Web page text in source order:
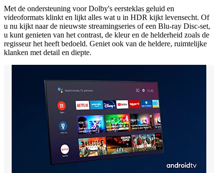
Met de ondersteuning voor Dolby's eersteklas geluid en
videoformats klinkt en lijkt alles wat u in HDR kijkt levensecht. Of
u nu kijkt naar de nieuwste streamingseries of een Blu-ray Disc-set,
u kunt genieten van het contrast, de kleur en de helderheid zoals de
regisseur het heeft bedoeld. Geniet ook van de heldere, ruimtelijke
klanken met detail en diepte.